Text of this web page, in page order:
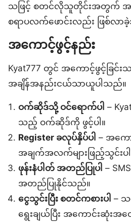
သဖြင့် စတင်လိုသူတိုင်းအတွက် အက
စရာပလက်ဖောင်းလည်း ဖြစ်လာ
အကောင့်ဖွင့်နည်း
Kyat777 တွင် အကောင့်ဖွင့်ခြ
အချိန်အနည်းငယ်သာယူပါသည်။
ဝက်ဆိုဒ်သို့ ဝင်ရောက်ပါ –
သည့် ဝက်ဆိုဒ်ကို ဖွင့်ပါ။
Register ခလုပ်နှိပ်ပါ – အကေ
အချက်အလက်များဖြည့်သွင်းပါ
ဖုန်းနံပါတ် အတည်ပြုပါ –
အတည်ပြုနိုင်သည်။
ငွေသွင်းပြီး စတင်ကစားပါ –
ရွေးချယ်ပြီး အကောင်းဆုံး